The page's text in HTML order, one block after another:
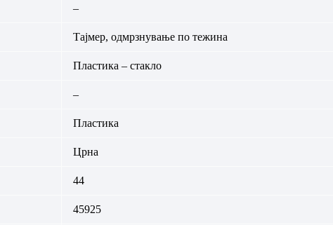
–
Тајмер, одмрзнување по тежина
Пластика – стакло
–
Пластика
Црна
44
45925